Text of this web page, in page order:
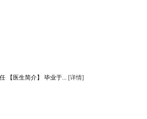
【医生简介】 毕业于... [详情]